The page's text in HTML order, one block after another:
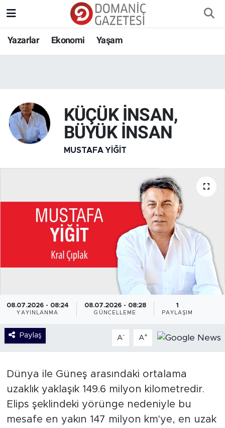
Yazarlar Ekonomi Yaşam
KÜÇÜK İNSAN,
BÜYÜK İNSAN
MUSTAFA YIĞIT
08.07.2026 - 08:24
YAYINLANMA
08.07.2026 - 08:28
GÜNCELLEME
1
PAYLAŞIM
Paylaş A- A+
Dünya ile Güneş arasındaki ortalama
uzaklık yaklaşık 149.6 milyon kilometredir.
Elips şeklindeki yörünge nedeniyle bu
mesafe en yakın 147 milyon km'ye, en uzak